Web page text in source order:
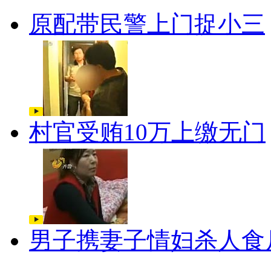
原配带民警上门捉小三
村官受贿10万上缴无门
男子携妻子情妇杀人食